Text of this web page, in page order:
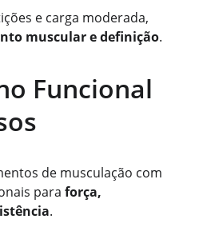
e carga moderada,
muscular e definição.
Funcional
de musculação com
para força,
.